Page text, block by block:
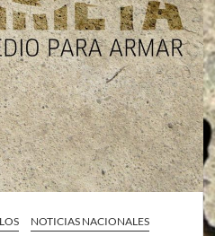
NOTICIAS NACIONALES